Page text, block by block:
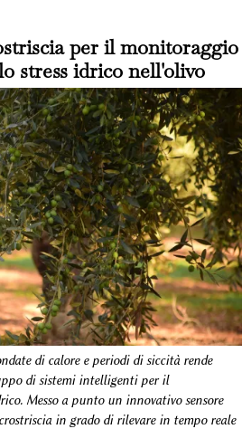
per il monitoraggio
stress idrico nell'olivo
di calore e periodi di siccità rende
di sistemi intelligenti per il
Messo a punto un innovativo sensore
in grado di rilevare in tempo reale